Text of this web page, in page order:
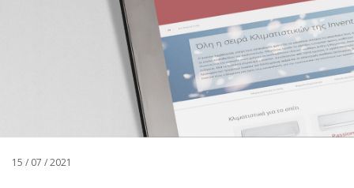
15 / 07 / 2021